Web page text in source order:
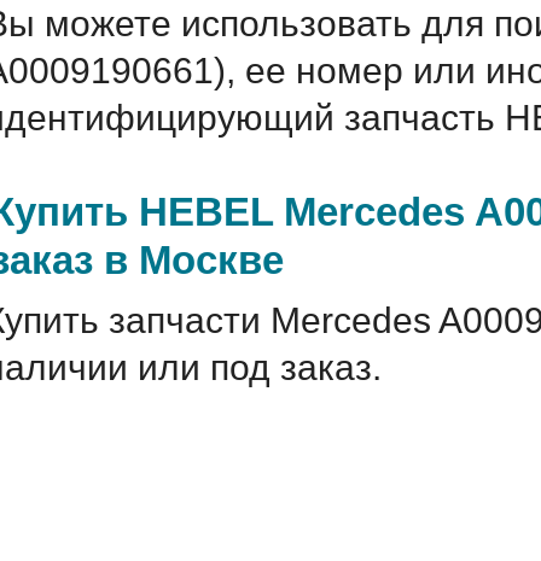
можете использовать для
ее номер или
запчасть
HEBEL Mercedes
в Москве
запчасти Mercedes
или под заказ.